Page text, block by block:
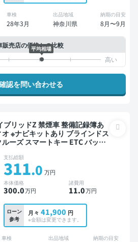
車検
28年3月
出品地域
神奈川県
納期の目安
8月〜9月
販売店の価格との比較
平均相場
認を問い合わせる
車 整備記録簿あ
※ナビキットあり ブラインドス
ーズ スマートキー ETC バック
支払総額
311.0 万円
本体価格
300.0万円
諸費用
11.0万円
ローン
参考
月々 41,900 円
※金額は変更できます。
車検 出品地域 納期の目安